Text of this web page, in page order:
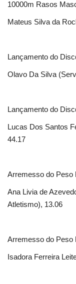
10000m Rasos
Mateus Silva da
Lançamento do
Olavo Da Silva
Lançamento do
Lucas Dos Santos
44.17
Arremesso do Peso
Ana Livia de
Atletismo), 13.06
Arremesso do Peso
Isadora Ferreira